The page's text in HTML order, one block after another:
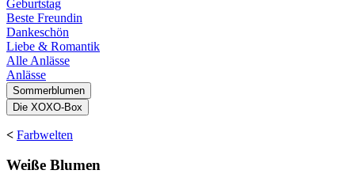
Geburtstag
Beste Freundin
Dankeschön
Liebe & Romantik
Alle Anlässe
Anlässe
Sommerblumen
Die XOXO-Box
< Farbwelten
Weiße Blumen